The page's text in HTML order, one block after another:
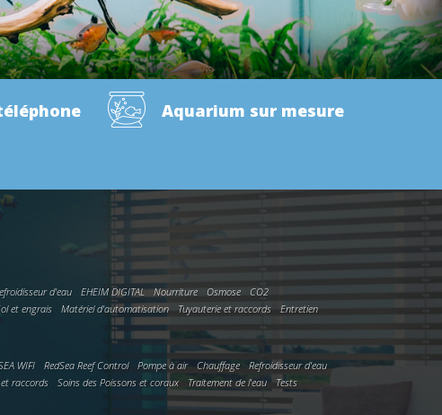
Aquarium sur mesure
d'eau EHEIM DIGITAL Nourriture Osmose
CO2
et engrais Matériel d'automatisation Tuyauterie et raccords
Entretien
WIFI RedSea Reef Control Pompe à air Chauffage
Refroidisseur d'eau
raccords Soins des Poissons et coraux Traitement de l'eau
Tests